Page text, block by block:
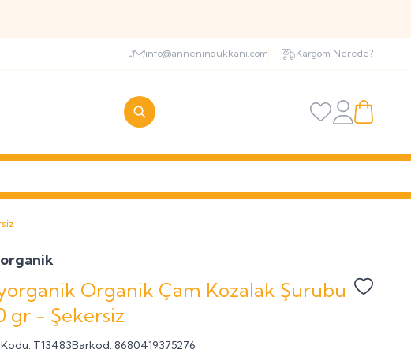
info@annenindukkani.com Kargom Nerede?
Favorilerim
HesabımSepetim
Organik Çam Kozalak Şurubu
gr - Şekersiz
Favoriye
T13483Barkod: 8680419375276